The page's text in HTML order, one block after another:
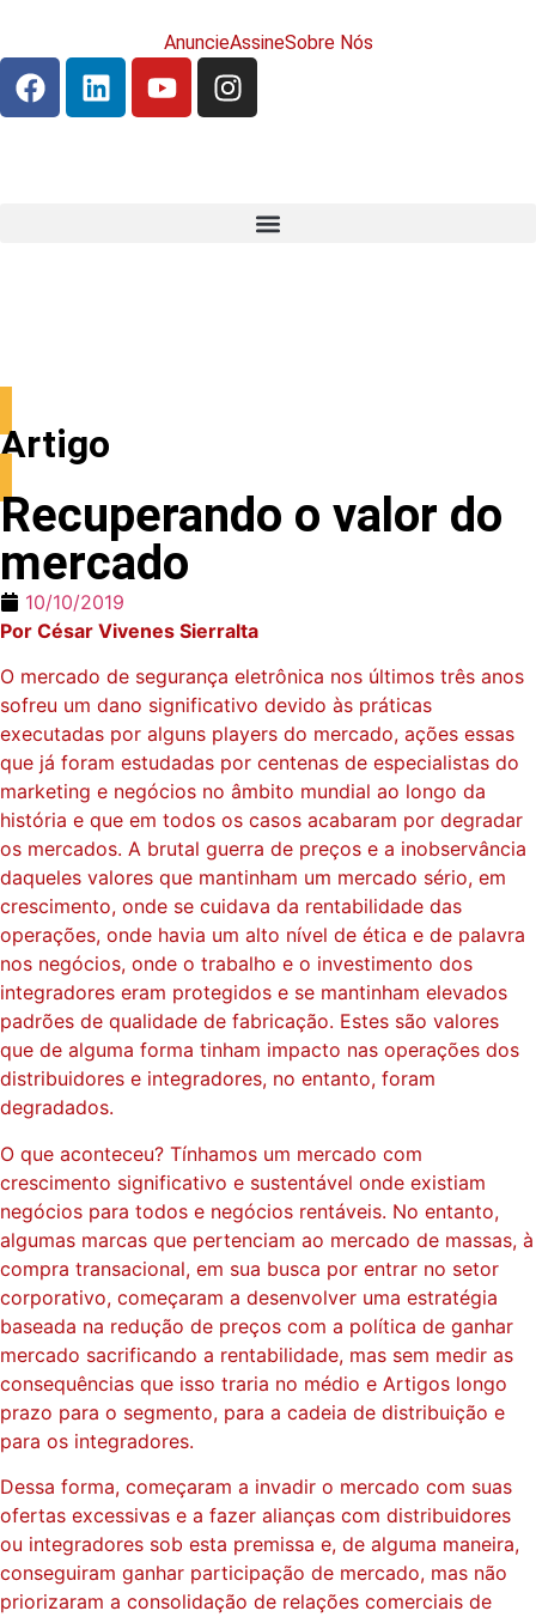
AnuncieAssineSobre Nós
Artigo
Recuperando o valor do
mercado
10/10/2019
Por César Vivenes Sierralta
O mercado de segurança eletrônica nos últimos três anos
sofreu um dano significativo devido às práticas
executadas por alguns players do mercado, ações essas
que já foram estudadas por centenas de especialistas do
marketing e negócios no âmbito mundial ao longo da
história e que em todos os casos acabaram por degradar
os mercados. A brutal guerra de preços e a inobservância
daqueles valores que mantinham um mercado sério, em
crescimento, onde se cuidava da rentabilidade das
operações, onde havia um alto nível de ética e de palavra
nos negócios, onde o trabalho e o investimento dos
integradores eram protegidos e se mantinham elevados
padrões de qualidade de fabricação. Estes são valores
que de alguma forma tinham impacto nas operações dos
distribuidores e integradores, no entanto, foram
degradados.
O que aconteceu? Tínhamos um mercado com
crescimento significativo e sustentável onde existiam
negócios para todos e negócios rentáveis. No entanto,
algumas marcas que pertenciam ao mercado de massas, à
compra transacional, em sua busca por entrar no setor
corporativo, começaram a desenvolver uma estratégia
baseada na redução de preços com a política de ganhar
mercado sacrificando a rentabilidade, mas sem medir as
consequências que isso traria no médio e Artigos longo
prazo para o segmento, para a cadeia de distribuição e
para os integradores.
Dessa forma, começaram a invadir o mercado com suas
ofertas excessivas e a fazer alianças com distribuidores
ou integradores sob esta premissa e, de alguma maneira,
conseguiram ganhar participação de mercado, mas não
priorizaram a consolidação de relações comerciais de